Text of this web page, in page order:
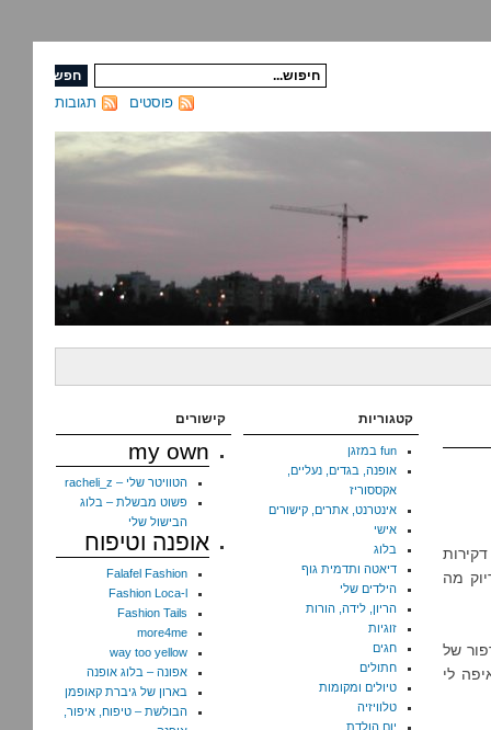
תגובות פוסטים
מה
של
לי
קטגוריות
fun במזגן
אופנה, בגדים, נעליים,
אקססוריז
אינטרנט, אתרים, קישורים
אישי
בלוג
דיאטה ותדמית גוף
הילדים שלי
הריון, לידה, הורות
זוגיות
חגים
חתולים
טיולים ומקומות
טלוויזיה
יום הולדת
קישורים
my own
הטוויטר שלי – racheli_z
פשוט מבשלת – בלוג
הבישול שלי
אופנה וטיפוח
Falafel Fashion
Fashion Loca-l
Fashion Tails
more4me
way too yellow
אפונה – בלוג אופנה
בארון של גיברת קאופמן
הבולשת – טיפוח, איפור,